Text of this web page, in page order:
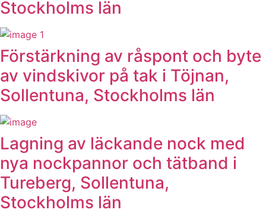
Stockholms län
Förstärkning av råspont och byte
av vindskivor på tak i Töjnan,
Sollentuna, Stockholms län
Lagning av läckande nock med
nya nockpannor och tätband i
Tureberg, Sollentuna,
Stockholms län